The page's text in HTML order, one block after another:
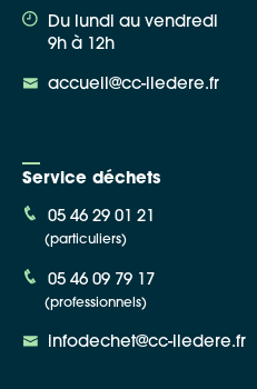
Du lundi au vendredi
9h à 12h
accueil@cc-iledere.fr
Service déchets
05 46 29 01 21
(particuliers)
05 46 09 79 17
(professionnels)
infodechet@cc-iledere.fr